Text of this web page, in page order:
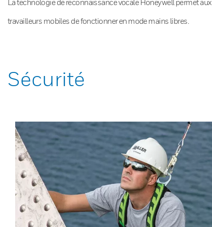
La technologie de reconnaissance vocale Honeywell permet aux
travailleurs mobiles de fonctionner en mode mains libres.
Sécurité